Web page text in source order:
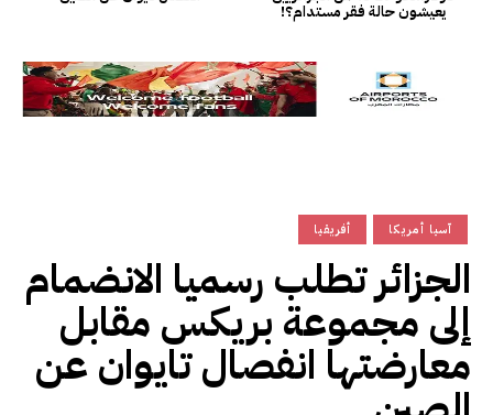
يعيشون حالة فقر مستدام؟!